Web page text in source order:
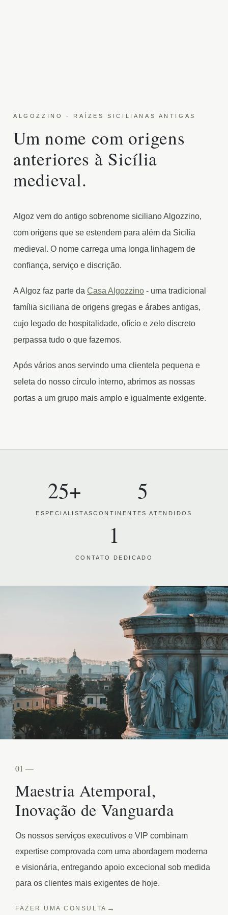
ALGOZZINO - RAÍZES SICILIANAS ANTIGAS
Um nome com origens
anteriores à Sicília
medieval.
Algoz vem do antigo sobrenome siciliano Algozzino,
com origens que se estendem para além da Sicília
medieval. O nome carrega uma longa linhagem de
confiança, serviço e discrição.
A Algoz faz parte da Casa Algozzino - uma tradicional
família siciliana de origens gregas e árabes antigas,
cujo legado de hospitalidade, ofício e zelo discreto
perpassa tudo o que fazemos.
Após vários anos servindo uma clientela pequena e
seleta do nosso círculo interno, abrimos as nossas
portas a um grupo mais amplo e igualmente exigente.
25+
ESPECIALISTAS
5
CONTINENTES ATENDIDOS
1
CONTATO DEDICADO
01 —
Maestria Atemporal,
Inovação de Vanguarda
Os nossos serviços executivos e VIP combinam
expertise comprovada com uma abordagem moderna
e visionária, entregando apoio excecional sob medida
para os clientes mais exigentes de hoje.
FAZER UMA CONSULTA